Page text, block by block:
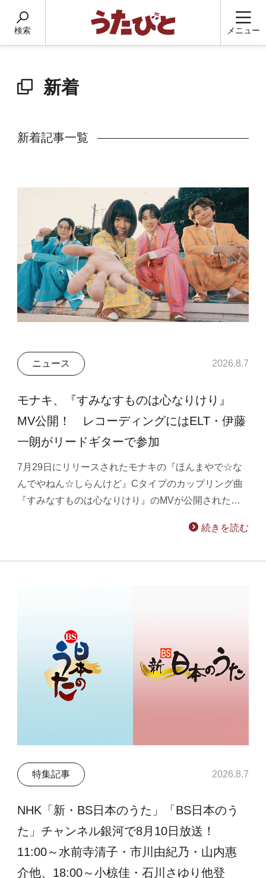
検索 メニュー
新着
新着記事一覧
ニュース 2026.8.7
モナキ、『すみなすものは心なりけり』
MV公開！ レコーディングにはELT・伊藤
一朗がリードギターで参加
7月29日にリリースされたモナキの『ほんまやで☆な
んでやねん☆しらんけど』Cタイプのカップリング曲
『すみなすものは心なりけり』のMVが公開された…
続きを読む
特集記事 2026.8.7
NHK「新・BS日本のうた」「BS日本のう
た」チャンネル銀河で8月10日放送！
11:00～水前寺清子・市川由紀乃・山内惠
介他、18:00～小椋佳・石川さゆり他登